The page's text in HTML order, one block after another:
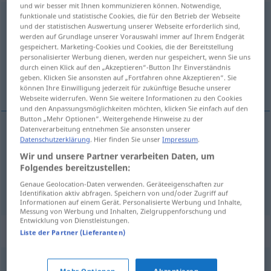
umorientieren v/r <umorientieren>
Übersicht aller Übersetzungen
(Für mehr Details die Übersetzung anklicken/antippen)
przeorientować się
Beispiele
sich umorientieren
przeorientować
pf
Synonyme für "umorientieren"
und wir besser mit Ihnen kommunizieren können. Notwendige,
funktionale und statistische Cookies, die für den Betrieb der Webseite
und der statistischen Auswertung unserer Webseite erforderlich sind,
werden auf Grundlage unserer Vorauswahl immer auf Ihrem Endgerät
gespeichert. Marketing-Cookies und Cookies, die der Bereitstellung
personalisierter Werbung dienen, werden nur gespeichert, wenn Sie uns
durch einen Klick auf den „Akzeptieren“-Button Ihr Einverständnis
geben. Klicken Sie ansonsten auf „Fortfahren ohne Akzeptieren“. Sie
können Ihre Einwilligung jederzeit für zukünftige Besuche unserer
Webseite widerrufen. Wenn Sie weitere Informationen zu den Cookies
und den Anpassungsmöglichkeiten möchten, klicken Sie einfach auf den
Button „Mehr Optionen“. Weitergehende Hinweise zu der
Datenverarbeitung entnehmen Sie ansonsten unserer
Datenschutzerklärung. Hier finden Sie unserImpressum.
Wir und unsere Partner verarbeiten Daten, um
Folgendes bereitzustellen:
Genaue Geolocation-Daten verwenden. Geräteeigenschaften zur
Identifikation aktiv abfragen. Speichern von und/oder Zugriff auf
Informationen auf einem Gerät. Personalisierte Werbung und Inhalte,
Messung von Werbung und Inhalten, Zielgruppenforschung und
Entwicklung von Dienstleistungen.
Liste der Partner (Lieferanten)